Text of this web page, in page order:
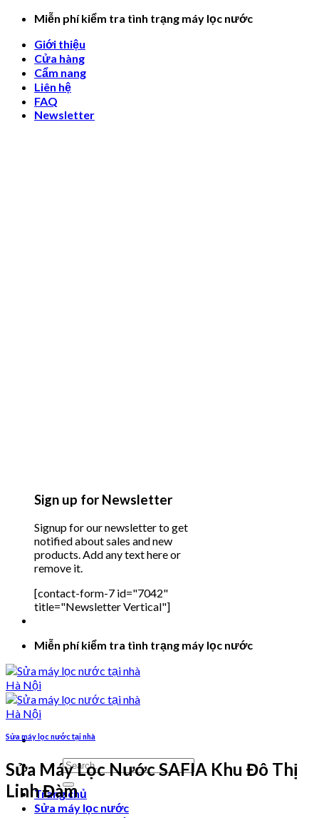
Skip
content
Miễn phí kiểm tra tình trạng máy lọc nước
Giới thiệu
Cửa hàng
Cẩm nang
Liên hệ
FAQ
Newsletter
Sign up for Newsletter
Signup for our newsletter to get
notified about sales and new
products. Add any text here or
remove it.
[contact-form-7 id="7042"
title="Newsletter Vertical"]
Miễn phí kiểm tra tình trạng máy lọc nước
Search
for:
Trang chủ
Sửa máy lọc nước
Sửa máy lọc nước tại nhà
Sửa Máy Lọc Nước SAFIA Khu Đô Thị
Linh Đàm